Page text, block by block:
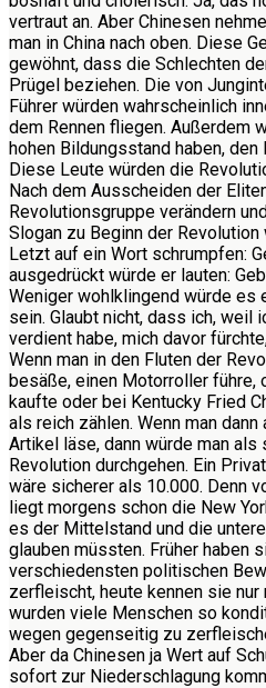
vertraut an. Aber Chinesen
man in China nach oben. Diese
gewöhnt, dass die Schlechten
Prügel beziehen. Die von
Führer würden wahrscheinlich
dem Rennen fliegen. Außerdem
hohen Bildungsstand haben, den
Diese Leute würden die
Nach dem Ausscheiden der
Revolutionsgruppe verändern
Slogan zu Beginn der
Letzt auf ein Wort schrumpfen:
ausgedrückt würde er lauten:
Weniger wohlklingend würde es
sein. Glaubt nicht, dass ich, weil
verdient habe, mich davor
Wenn man in den Fluten der
besäße, einen Motorroller führe,
kaufte oder bei Kentucky Fried
als reich zählen. Wenn man
Artikel läse, dann würde man als
Revolution durchgehen. Ein
wäre sicherer als 10.000. Denn
liegt morgens schon die New
es der Mittelstand und die
glauben müssten. Früher haben
verschiedensten politischen
zerfleischt, heute kennen sie nur
wurden viele Menschen so
wegen gegenseitig zu
Aber da Chinesen ja Wert auf
sofort zur Niederschlagung